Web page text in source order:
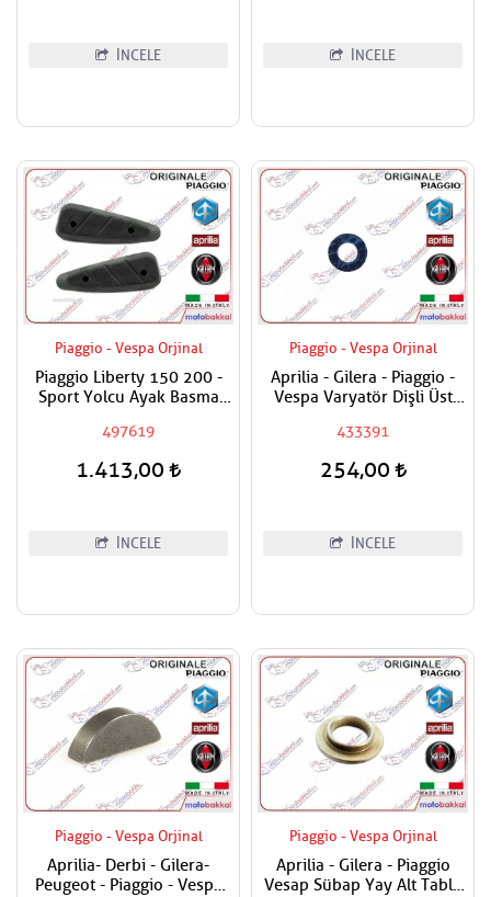
İNCELE İNCELE
Piaggio - Vespa Orjinal
Piaggio Liberty 150 200 -
Sport Yolcu Ayak Basma
497619
1.413,00
İNCELE
Piaggio - Vespa Orjinal
Aprilia - Gilera - Piaggio -
Vespa Varyatör Dişli Üst
433391
254,00
İNCELE
Piaggio - Vespa Orjinal
Aprilia- Derbi - Gilera-
Peugeot - Piaggio - Vespa
Piaggio - Vespa Orjinal
Aprilia - Gilera - Piaggio
Vesap Sübap Yay Alt Tabla